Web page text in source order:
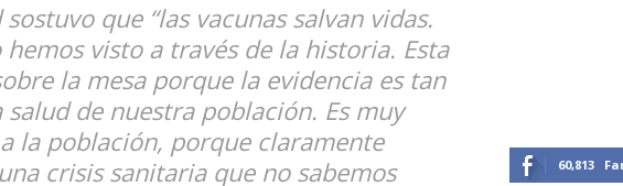
que “las vacunas salvan vidas.
visto a través de la historia. Esta
la mesa porque la evidencia es tan
de nuestra población. Es muy
la población, porque claramente
crisis sanitaria que no sabemos
60,813